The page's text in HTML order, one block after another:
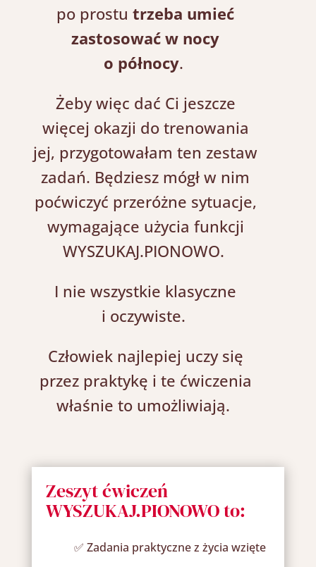
po prostutrzeba umieć
zastosować w nocy
o północy.
Żeby więc dać Ci jeszcze
więcej okazji do trenowania
jej, przygotowałam ten zestaw
zadań. Będziesz mógł w nim
poćwiczyć przeróżne sytuacje,
wymagające użycia funkcji
WYSZUKAJ.PIONOWO.
I nie wszystkie klasyczne
i oczywiste.
Człowiek najlepiej uczy się
przez praktykę i te ćwiczenia
właśnie to umożliwiają.
Zeszyt ćwiczeń
WYSZUKAJ.PIONOWO to:
✅ Zadania praktyczne z życia wzięte